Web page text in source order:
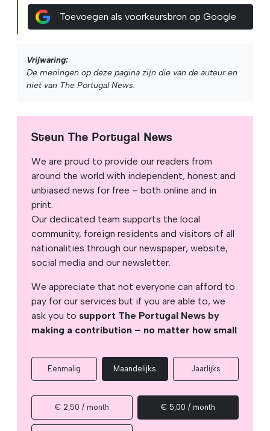
Toevoegen als voorkeursbron op Google
Vrijwaring:
De meningen op deze pagina zijn die van de auteur en
niet van The Portugal News.
Steun The Portugal News
We are proud to provide our readers from
around the world with independent, honest and
unbiased news for free – both online and in
print.
Our dedicated team supports the local
community, foreign residents and visitors of all
nationalities through our newspaper, website,
social media and our newsletter.
We appreciate that not everyone can afford to
pay for our services but if you are able to, we
ask you to support The Portugal News by
making a contribution – no matter how small.
Eenmalig Maandelijks Jaarlijks
€ 2,50 / month € 5,00 / month